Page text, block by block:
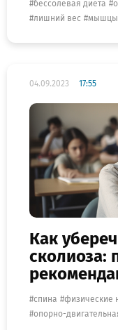
бессолевая диета
лишний вес
мышцы
04.09.2023 17:55
Как
сколиоза:
спина физические
опорно-